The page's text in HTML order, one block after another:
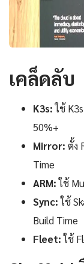
เคล็ดลับ
K3s:ใช้
50%+
Mirror: ตั้ง
Time
ARM:ใช้
Sync:ใช้
Build Time
Fleet:ใช้